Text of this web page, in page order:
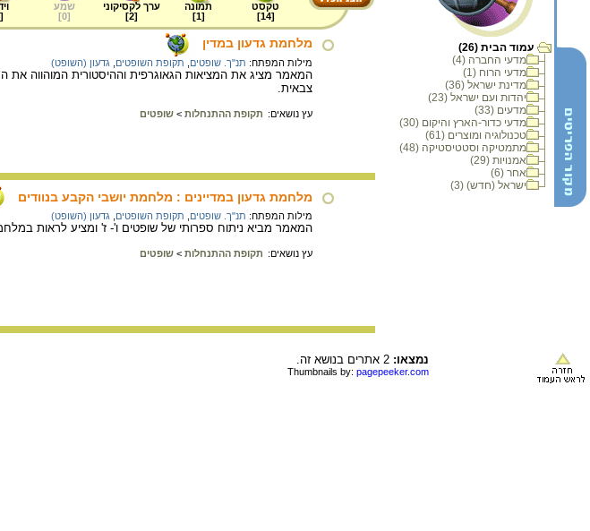
עמוד הבית (26)
מדעי החברה (4)
מדעי הרוח (1)
מדינת ישראל (36)
יהדות ועם ישראל (23)
מדעים (33)
מדעי כדור-הארץ והיקום (30)
טכנולוגיה ומוצרים (61)
מתמטיקה וסטטיסטיקה (48)
אמנויות (29)
אחר (6)
ישראל (חדש) (3)
טקסט
[
14
]
תמונה
[
1
]
ערך לקסיקוני
[
2
]
שמע
[
0
]
[
מלחמת גדעון במדין
מילות המפתח: תנ"ך. שופטים תקופת השופטים גדעון (השופט)
המאמר מציג את המציאות הגאוגרפית וההיסטורית המוהווה
צבאית.
עץ נושאים: תקופת ההתנחלות > שופטים
מלחמת גדעון במדיינים : מלחמת יושבי הקבע בנוודים
מילות המפתח: תנ"ך. שופטים תקופת השופטים גדעון (השופט)
המאמר מביא ניתוח ספרותי של שופטים ו'- ז' ומציע לראות
עץ נושאים: תקופת ההתנחלות > שופטים
נמצאו:
Thumbnails by: pagepeeker.com